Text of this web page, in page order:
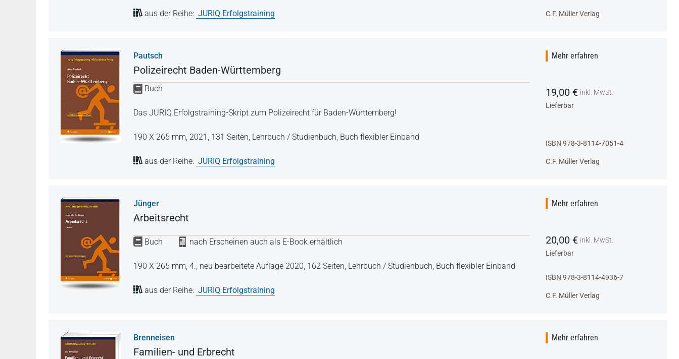
aus der Reihe: JURIQ Erfolgstraining C.F. Müller Verlag
Pautsch
Polizeirecht Baden-Württemberg
Buch
Das JURIQ Erfolgstraining-Skript zum Polizeirecht für Baden-Württemberg!
190 X 265 mm, 2021, 131 Seiten, Lehrbuch / Studienbuch, Buch flexibler Einband
aus der Reihe: JURIQ Erfolgstraining
Mehr erfahren
19,00 € inkl. MwSt.
Lieferbar
ISBN 978-3-8114-7051-4
C.F. Müller Verlag
Jünger
Arbeitsrecht
Buch nach Erscheinen auch als E-Book erhältlich
190 X 265 mm, 4., neu bearbeitete Auflage 2020, 162 Seiten, Lehrbuch / Studienbuch, Buch flexibler Einband
aus der Reihe: JURIQ Erfolgstraining
Mehr erfahren
20,00 € inkl. MwSt.
Lieferbar
ISBN 978-3-8114-4936-7
C.F. Müller Verlag
Brenneisen
Familien- und Erbrecht
Mehr erfahren